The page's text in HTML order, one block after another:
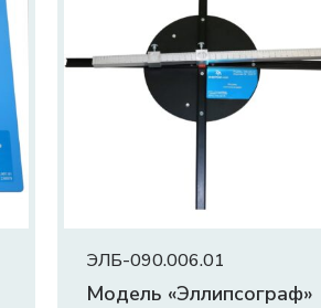
ЭЛБ-090.006.01
Модель «Эллипсограф»